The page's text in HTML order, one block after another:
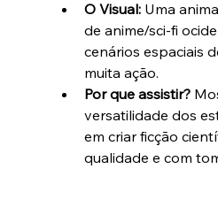
O Visual: Uma
de anime/sci-fi
cenários espaciais
muita ação.
Por que assistir?
versatilidade dos
em criar ficção
qualidade e com